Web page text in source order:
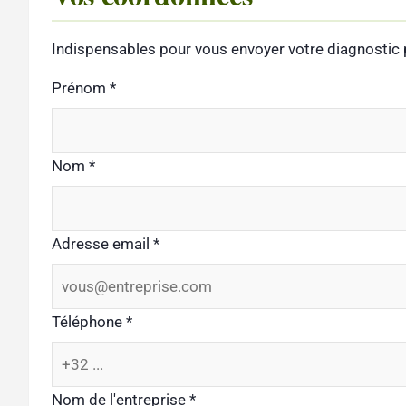
Indispensables pour vous envoyer votre diagnostic
Prénom *
Nom *
Adresse email *
Téléphone *
Nom de l'entreprise *